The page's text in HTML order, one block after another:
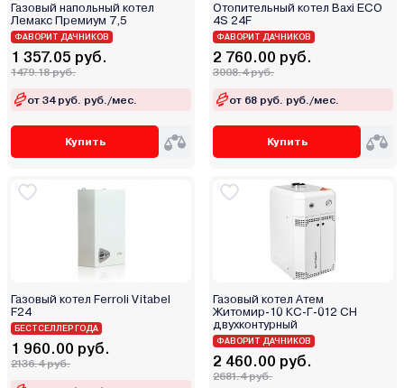
Zerten
Zota
Атем-Франк
Кировский завод
Китай
Лемакс
Мозырьсельмаш
ООО "БелКомин"
Очаг
Ратон
Газовый напольный котел
Лемакс Премиум 7,5
ФАВОРИТ ДАЧНИКОВ
1 357.05 руб.
1479.18 руб.
от 34 руб. руб./мес.
Купить
Отопительный котел Baxi ECO
4S 24F
ФАВОРИТ ДАЧНИКОВ
2 760.00 руб.
3008.4 руб.
от 68 руб. руб./мес.
Купить
Газовый котел Ferroli Vitabel
F24
БЕСТСЕЛЛЕР ГОДА
1 960.00 руб.
2136.4 руб.
Газовый котел Атем
Житомир-10 КС-Г-012 СН
двухконтурный
ФАВОРИТ ДАЧНИКОВ
2 460.00 руб.
2681.4 руб.